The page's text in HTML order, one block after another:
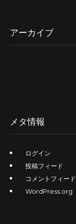
アーカイブ
メタ情報
ログイン
投稿フィード
コメントフィード
WordPress.org